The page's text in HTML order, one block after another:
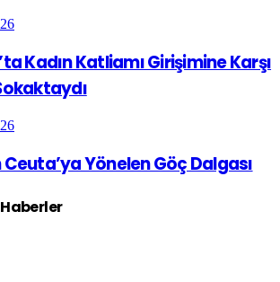
Kadın Katliamı Girişimine Karşı
Ceuta’ya Yönelen Göç Dalgası